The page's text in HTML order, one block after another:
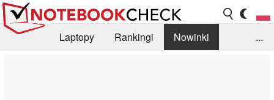
Laptopy Rankingi
Nowinki
...